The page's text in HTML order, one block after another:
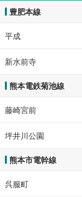
豊肥本線
平成
新水前寺
熊本電鉄菊池線
藤崎宮前
坪井川公園
熊本市電幹線
呉服町